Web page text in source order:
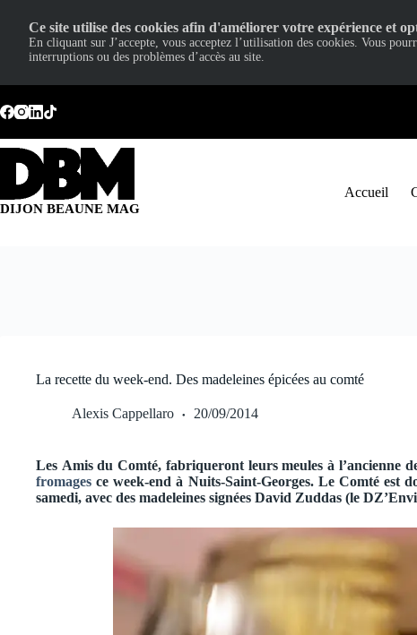
au
contenu
DIJON BEAUNE MAG
Accueil
La recette du week-end. Des madeleines épicées au comté
Alexis Cappellaro 20/09/2014
Les Amis du Comté, fabriqueront leurs meules à l’ancienne
fromages ce week-end à Nuits-Saint-Georges. Le Comté est
samedi, avec des madeleines signées David Zuddas (le
Ce site utilise des cookies afin d'améliorer votre expérience et
En cliquant sur J’accepte, vous acceptez l’utilisation des cookies. Vous
interruptions ou des problèmes d’accès au site.